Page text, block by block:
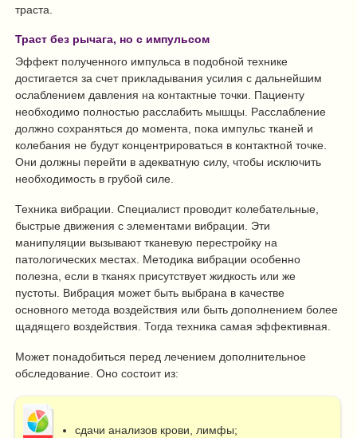
траста.
Траст без рычага, но с импульсом
Эффект полученного импульса в подобной технике
достигается за счет прикладывания усилия с дальнейшим
ослаблением давления на контактные точки. Пациенту
необходимо полностью расслабить мышцы. Расслабление
должно сохраняться до момента, пока импульс тканей и
колебания не будут концентрироваться в контактной точке.
Они должны перейти в адекватную силу, чтобы исключить
необходимость в грубой силе.
Техника вибрации. Специалист проводит колебательные,
быстрые движения с элементами вибрации. Эти
манипуляции вызывают тканевую перестройку на
патологических местах. Методика вибрации особенно
полезна, если в тканях присутствует жидкость или же
пустоты. Вибрация может быть выбрана в качестве
основного метода воздействия или быть дополнением более
щадящего воздействия. Тогда техника самая эффективная.
Может понадобиться перед лечением дополнительное
обследование. Оно состоит из:
сдачи анализов крови, лимфы;